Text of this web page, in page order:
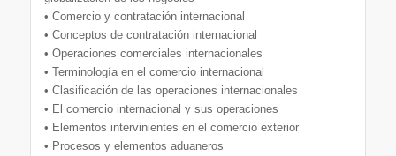
• Comercio y contratación internacional
• Conceptos de contratación internacional
• Operaciones comerciales internacionales
• Terminología en el comercio internacional
• Clasificación de las operaciones internacionales
• El comercio internacional y sus operaciones
• Elementos intervinientes en el comercio exterior
• Procesos y elementos aduaneros